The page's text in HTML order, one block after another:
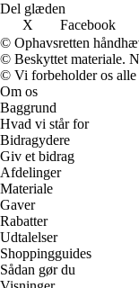
Del glæden
X
Facebook
© Ophavsretten
© Beskyttet materiale.
© Vi forbeholder os alle
Om os
Baggrund
Hvad vi står for
Bidragydere
Giv et bidrag
Afdelinger
Materiale
Gaver
Rabatter
Udtalelser
Shoppingguides
Sådan gør du